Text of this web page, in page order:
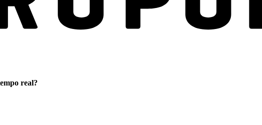
real?